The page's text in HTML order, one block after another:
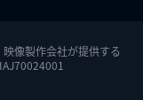
像製作会社が提供する